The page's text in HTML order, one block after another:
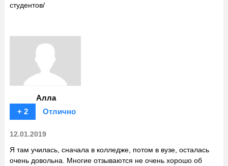
студентов/
Алла
+ 2
Отлично
12.01.2019
Я там училась, сначала в колледже, потом в вузе, осталась
очень довольна. Многие отзываются не очень хорошо об